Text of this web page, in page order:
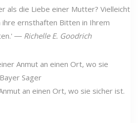
als die Liebe einer Mutter? Vielleicht
ernsthaften Bitten in Ihrem
― Richelle E. Goodrich
an einen Ort, wo sie sicher ist.